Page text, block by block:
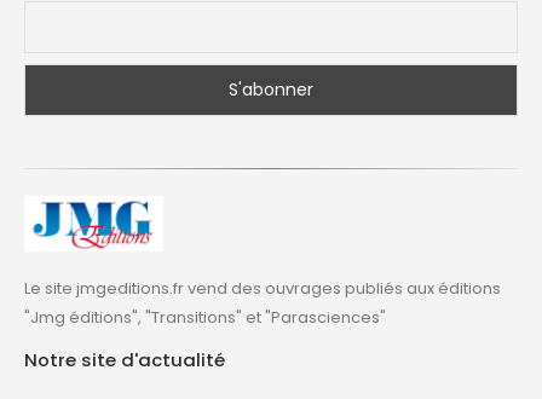
Le site jmgeditions.fr vend des ouvrages publiés aux éditions
"Jmg éditions", "Transitions" et "Parasciences"
Notre site d'actualité